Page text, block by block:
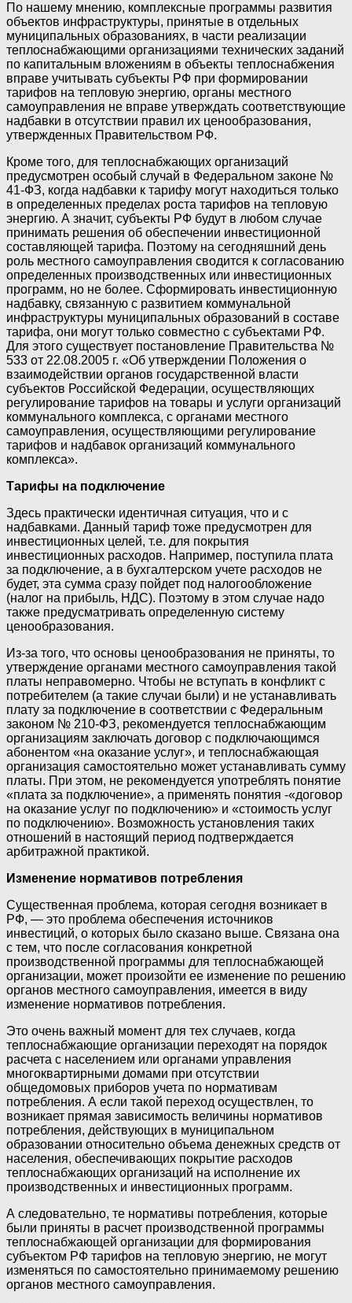
По нашему мнению, комплексные программы развития
объектов инфраструктуры, принятые в отдельных
муниципальных образованиях, в части реализации
теплоснабжающими организациями технических заданий
по капитальным вложениям в объекты теплоснабжения
вправе учитывать субъекты РФ при формировании
тарифов на тепловую энергию, органы местного
самоуправления не вправе утверждать соответствующие
надбавки в отсутствии правил их ценообразования,
утвержденных Правительством РФ.
Кроме того, для теплоснабжающих организаций
предусмотрен особый случай в Федеральном законе №
41-ФЗ, когда надбавки к тарифу могут находиться только
в определенных пределах роста тарифов на тепловую
энергию. А значит, субъекты РФ будут в любом случае
принимать решения об обеспечении инвестиционной
составляющей тарифа. Поэтому на сегодняшний день
роль местного самоуправления сводится к согласованию
определенных производственных или инвестиционных
программ, но не более. Сформировать инвестиционную
надбавку, связанную с развитием коммунальной
инфраструктуры муниципальных образований в составе
тарифа, они могут только совместно с субъектами РФ.
Для этого существует постановление Правительства №
533 от 22.08.2005 г. «Об утверждении Положения о
взаимодействии органов государственной власти
субъектов Российской Федерации, осуществляющих
регулирование тарифов на товары и услуги организаций
коммунального комплекса, с органами местного
самоуправления, осуществляющими регулирование
тарифов и надбавок организаций коммунального
комплекса».
Тарифы на подключение
Здесь практически идентичная ситуация, что и с
надбавками. Данный тариф тоже предусмотрен для
инвестиционных целей, т.е. для покрытия
инвестиционных расходов. Например, поступила плата
за подключение, а в бухгалтерском учете расходов не
будет, эта сумма сразу пойдет под налогообложение
(налог на прибыль, НДС). Поэтому в этом случае надо
также предусматривать определенную систему
ценообразования.
Из-за того, что основы ценообразования не приняты, то
утверждение органами местного самоуправления такой
платы неправомерно. Чтобы не вступать в конфликт с
потребителем (а такие случаи были) и не устанавливать
плату за подключение в соответствии с Федеральным
законом № 210-ФЗ, рекомендуется теплоснабжающим
организациям заключать договор с подключающимся
абонентом «на оказание услуг», и теплоснабжающая
организация самостоятельно может устанавливать сумму
платы. При этом, не рекомендуется употреблять понятие
«плата за подключение», а применять понятия -«договор
на оказание услуг по подключению» и «стоимость услуг
по подключению». Возможность установления таких
отношений в настоящий период подтверждается
арбитражной практикой.
Изменение нормативов потребления
Существенная проблема, которая сегодня возникает в
РФ, — это проблема обеспечения источников
инвестиций, о которых было сказано выше. Связана она
с тем, что после согласования конкретной
производственной программы для теплоснабжающей
организации, может произойти ее изменение по решению
органов местного самоуправления, имеется в виду
изменение нормативов потребления.
Это очень важный момент для тех случаев, когда
теплоснабжающие организации переходят на порядок
расчета с населением или органами управления
многоквартирными домами при отсутствии
общедомовых приборов учета по нормативам
потребления. А если такой переход осуществлен, то
возникает прямая зависимость величины нормативов
потребления, действующих в муниципальном
образовании относительно объема денежных средств от
населения, обеспечивающих покрытие расходов
теплоснабжающих организаций на исполнение их
производственных и инвестиционных программ.
А следовательно, те нормативы потребления, которые
были приняты в расчет производственной программы
теплоснабжающей организации для формирования
субъектом РФ тарифов на тепловую энергию, не могут
изменяться по самостоятельно принимаемому решению
органов местного самоуправления.